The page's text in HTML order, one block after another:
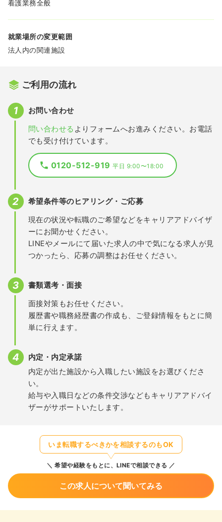
看護業務全般
就業場所の変更範囲
法人内の関連施設
ご利用の流れ
お問い合わせ
問い合わせる よりフォームへお進みください。お電話
でも受け付けています。
0120-512-919平日 9:00〜18:00
希望条件等のヒアリング・ご応募
現在の状況や転職のご希望などをキャリアアドバイザ
ーにお聞かせください。
LINEやメールにて届いた求人の中で気になる求人が見
つかったら、応募の調整はお任せください。
書類選考・面接
面接対策もお任せください。
履歴書や職務経歴書の作成も、ご登録情報をもとに簡
単に行えます。
内定・内定承諾
内定が出た施設から入職したい施設をお選びくださ
い。
給与や入職日などの条件交渉などもキャリアアドバイ
ザーがサポートいたします。
いま転職するべきかを相談するのもOK
希望や経験をもとに、LINEで相談できる
この求人について聞いてみる